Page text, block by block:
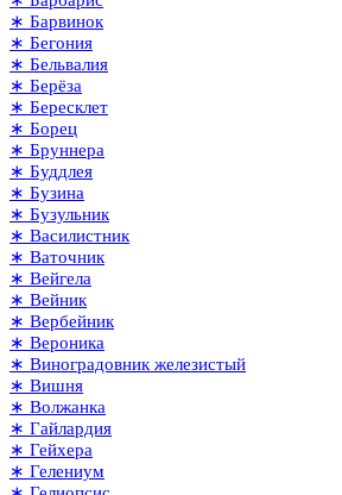
∗ Барвинок
∗ Бегония
∗ Бельвалия
∗ Берёза
∗ Бересклет
∗ Борец
∗ Бруннера
∗ Буддлея
∗ Бузина
∗ Бузульник
∗ Василистник
∗ Ваточник
∗ Вейгела
∗ Вейник
∗ Вербейник
∗ Вероника
∗ Виноградовник железистый
∗ Вишня
∗ Волжанка
∗ Гайлардия
∗ Гейхера
∗ Гелениум